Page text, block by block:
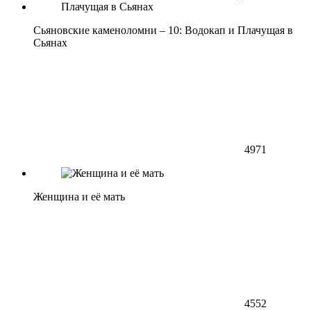
Сьяновские каменоломни – 10: Водокап и Плачущая в
Сьянах
4971
Женщина и её мать
4552